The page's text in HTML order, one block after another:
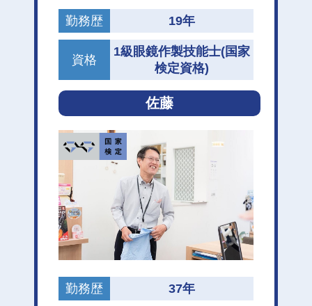
勤務歴 19年
資格
1級眼鏡作製技能士(国家
検定資格)
佐藤
勤務歴 37年